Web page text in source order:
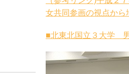
女共同参画の視点か
■北東北国立３大学